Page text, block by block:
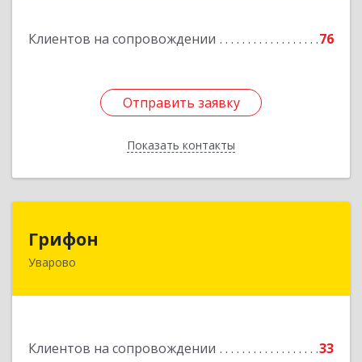
Клиентов на сопровождении 76
Отправить заявку
Показать контакты
Подробнее
Отправить заявку
Назад
Грифон
Уварово
Клиентов на сопровождении
33
393461, Тамбовская обл, Уварово г, Южная ул,